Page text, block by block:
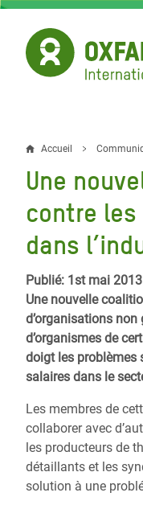
Aller
contenu
principal
Fil
d'Ariane
Accueil
Une
contre
dans
Publié: 1st mai 2013
Une nouvelle
d’organisations
d’organismes de
doigt les problèmes
salaires dans le
Les membres de
collaborer avec
les producteurs de
détaillants et les
solution à une